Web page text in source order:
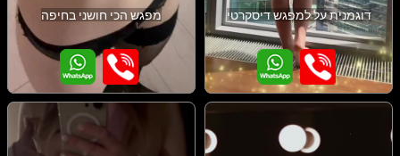
דוגמנית על למפגש דיסקרטי מפגש הכי חושני בחיפה